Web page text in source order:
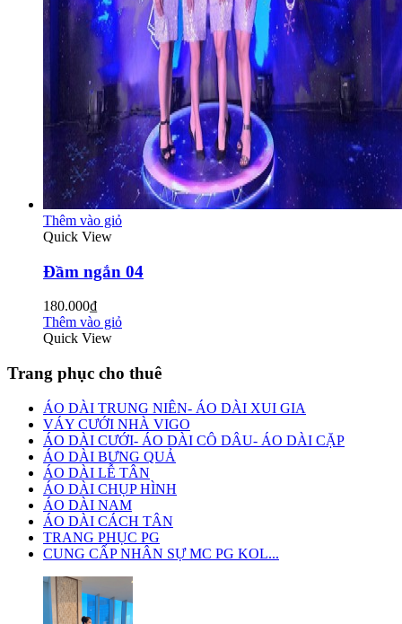
Thêm vào giỏ
Quick View
Đầm ngắn 04
180.000₫
Thêm vào giỏ
Quick View
Trang phục cho thuê
ÁO DÀI TRUNG NIÊN- ÁO DÀI XUI GIA
VÁY CƯỚI NHÀ VIGO
ÁO DÀI CƯỚI- ÁO DÀI CÔ DÂU- ÁO DÀI CẶP
ÁO DÀI BƯNG QUẢ
ÁO DÀI LỄ TÂN
ÁO DÀI CHỤP HÌNH
ÁO DÀI NAM
ÁO DÀI CÁCH TÂN
TRANG PHỤC PG
CUNG CẤP NHÂN SỰ MC PG KOL...